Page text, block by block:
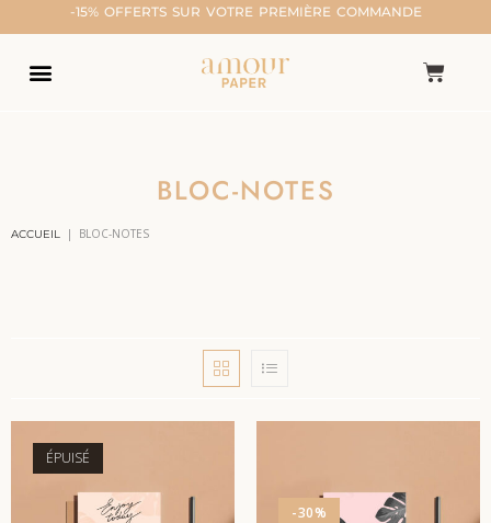
-15% OFFERTS SUR VOTRE PREMIÈRE COMMANDE
BLOC-NOTES
ACCUEIL | BLOC-NOTES
ÉPUISÉ
-30%